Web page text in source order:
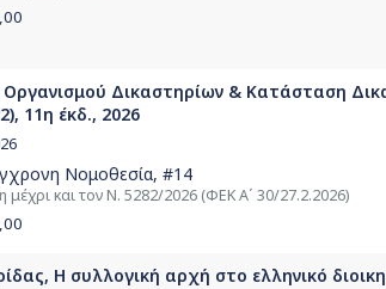
Δικαστηρίων & Κατάσταση
11η έκδ., 2026
Νομοθεσία, #14
μέχρι και τον Ν. 5282/2026 (ΦΕΚ Α΄ 30/27.2.2026)
Η συλλογική αρχή στο ελληνικό